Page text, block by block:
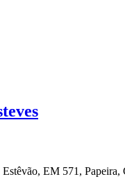
Estêvão, EM 571,